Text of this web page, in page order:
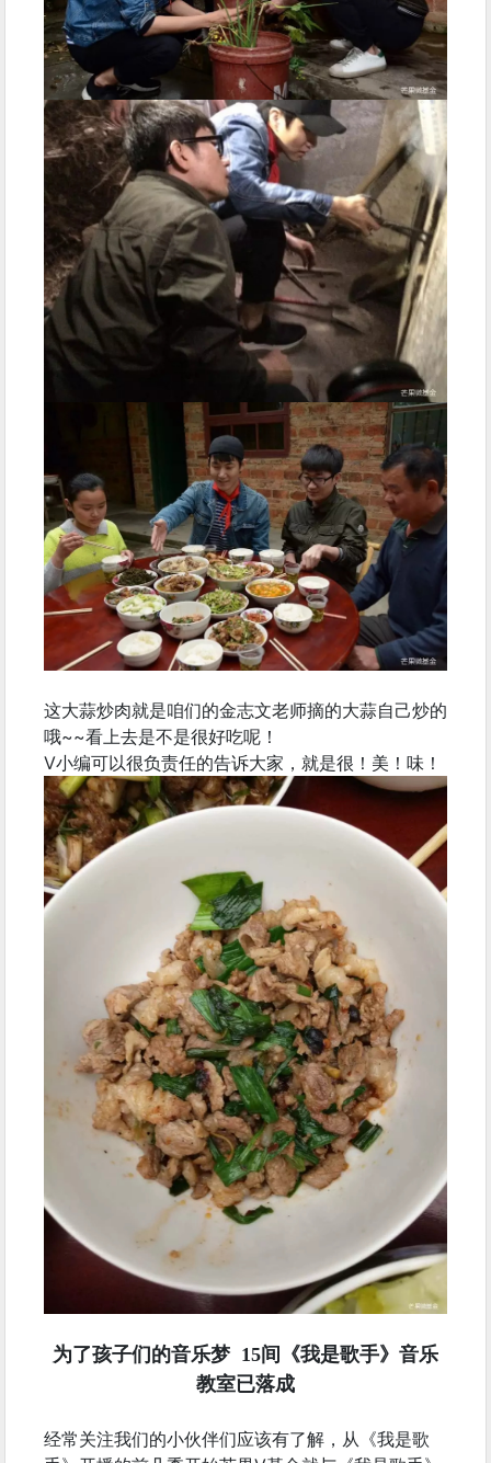
这大蒜炒肉就是咱们的金志文老师摘的大蒜自己炒的
哦~~看上去是不是很好吃呢！
V小编可以很负责任的告诉大家，就是很！美！味！
为了孩子们的音乐梦 15间《我是歌手》音乐
教室已落成
经常关注我们的小伙伴们应该有了解，从《我是歌